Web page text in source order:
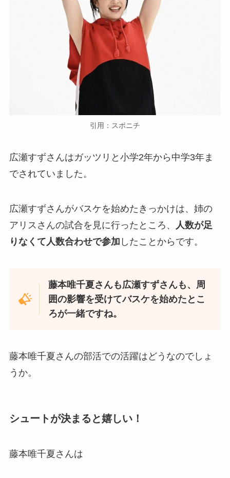
引用：スポニチ
広瀬すずさんはガッツリと小学2年から中学3年ま
でされていました。
広瀬すずさんがバスケを始めたきっかけは、姉の
アリスさんの試合を見に行ったところ、
人数が足
りなくて人数合わせで参加 したことからです。
藤本唯千夏さんも広瀬すずさんも、周
囲の影響を受けてバスケを始めたとこ
ろが一緒ですね。
藤本唯千夏さんの部活での活躍はどうなのでしょ
うか。
シュートが決まると嬉しい！
藤本唯千夏さんは